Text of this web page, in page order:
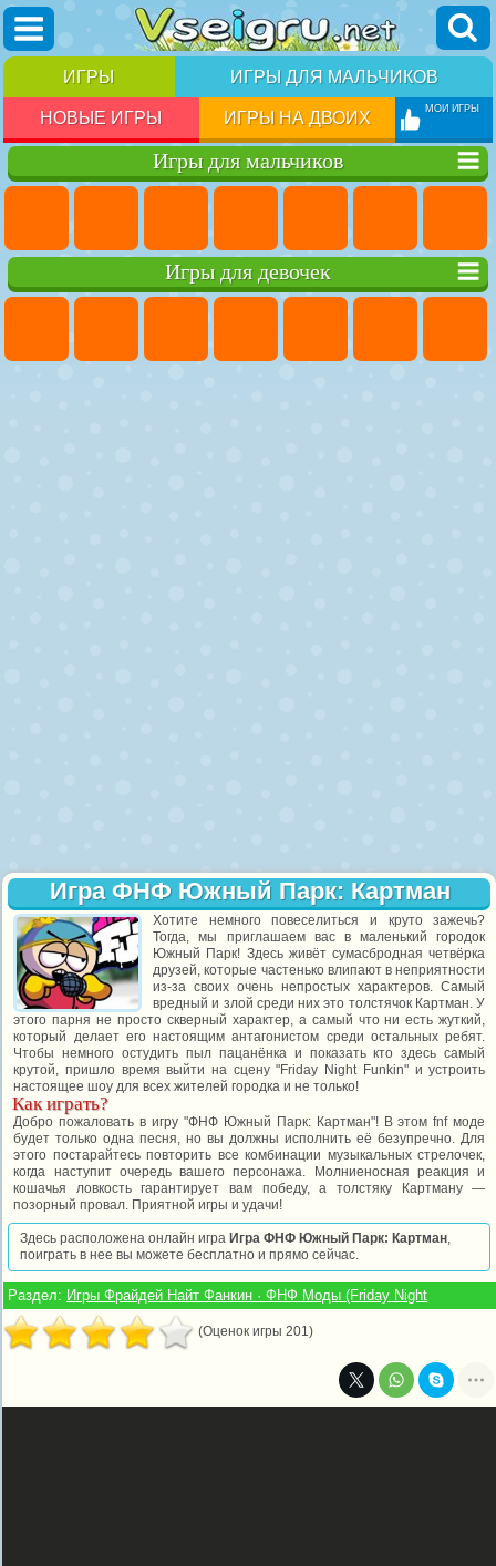
ИГРЫ ИГРЫ ДЛЯ МАЛЬЧИКОВ
НОВЫЕ ИГРЫ ИГРЫ НА ДВОИХ МОИ ИГРЫ
Игры для мальчиков
Игры для девочек
Игра ФНФ Южный Парк: Картман
Хотите немного повеселиться и круто зажечь?
Тогда, мы приглашаем вас в маленький городок
Южный Парк! Здесь живёт сумасбродная четвёрка
друзей, которые частенько влипают в неприятности
из-за своих очень непростых характеров. Самый
вредный и злой среди них это толстячок Картман. У
этого парня не просто скверный характер, а самый что ни есть жуткий,
который делает его настоящим антагонистом среди остальных ребят.
Чтобы немного остудить пыл пацанёнка и показать кто здесь самый
крутой, пришло время выйти на сцену "Friday Night Funkin" и устроить
настоящее шоу для всех жителей городка и не только!
Как играть?
Добро пожаловать в игру "ФНФ Южный Парк: Картман"! В этом fnf моде
будет только одна песня, но вы должны исполнить её безупречно. Для
этого постарайтесь повторить все комбинации музыкальных стрелочек,
когда наступит очередь вашего персонажа. Молниеносная реакция и
кошачья ловкость гарантирует вам победу, а толстяку Картману —
позорный провал. Приятной игры и удачи!
Здесь расположена онлайн игра Игра ФНФ Южный Парк: Картман,
поиграть в нее вы можете бесплатно и прямо сейчас.
Раздел: Игры Фрайдей Найт Фанкин · ФНФ Моды (Friday Night
(Оценок игры 201)